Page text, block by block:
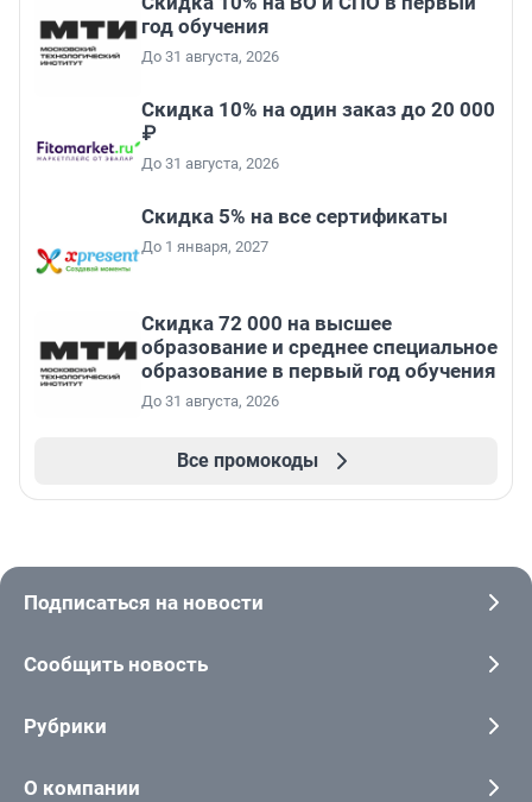
год обучения
До 31 августа, 2026
Скидка 10% на один заказ до 20 000
₽
До 31 августа, 2026
Скидка 5% на все сертификаты
До 1 января, 2027
Скидка 72 000 на высшее
образование и среднее специальное
образование в первый год обучения
До 31 августа, 2026
Все промокоды
Подписаться на новости
Сообщить новость
Рубрики
О компании